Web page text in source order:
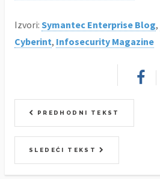
Izvori: Symantec Enterprise Blog,
Cyberint, Infosecurity Magazine
PREDHODNI TEKST
SLEDEĆI TEKST